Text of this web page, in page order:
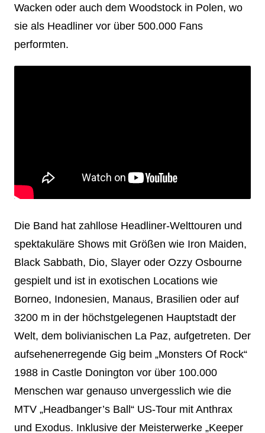
Wacken oder auch dem Woodstock in Polen, wo
sie als Headliner vor über 500.000 Fans
performten.
Die Band hat zahllose Headliner-Welttouren und
spektakuläre Shows mit Größen wie Iron Maiden,
Black Sabbath, Dio, Slayer oder Ozzy Osbourne
gespielt und ist in exotischen Locations wie
Borneo, Indonesien, Manaus, Brasilien oder auf
3200 m in der höchstgelegenen Hauptstadt der
Welt, dem bolivianischen La Paz, aufgetreten. Der
aufsehenerregende Gig beim „Monsters Of Rock“
1988 in Castle Donington vor über 100.000
Menschen war genauso unvergesslich wie die
MTV „Headbanger’s Ball“ US-Tour mit Anthrax
und Exodus. Inklusive der Meisterwerke „Keeper